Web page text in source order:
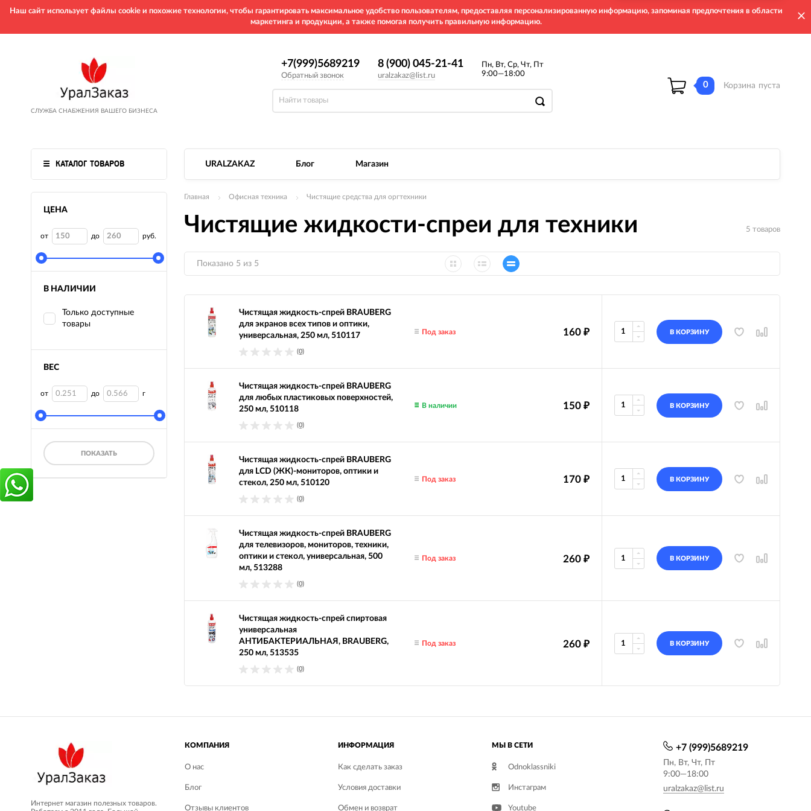
Наш сайт использует файлы cookie и похожие технологии, чтобы гарантировать максимальное удобство пользователям, предоставляя персонализированную информацию, запоминая предпочтения в области
маркетинга и продукции, а также помогая получить правильную информацию.
СЛУЖБА СНАБЖЕНИЯ ВАШЕГО БИЗНЕСА
+7(999)5689219
Обратный звонок
8 (900) 045-21-41
uralzakaz@list.ru
Пн, Вт, Ср, Чт, Пт
9:00—18:00
0 Корзина пуста
КАТАЛОГ ТОВАРОВ
ЦЕНА
от до руб.
В НАЛИЧИИ
Только доступные
товары
ВЕС
от до г
ПОКАЗАТЬ
URALZAKAZ Блог Магазин
Главная Офисная техника Чистящие средства для оргтехники
Чистящие жидкости-спреи для техники 5 товаров
Показано 5 из 5
Чистящая жидкость-спрей BRAUBERG
для экранов всех типов и оптики,
универсальная, 250 мл, 510117
(0)
160 ₽
Под заказ В КОРЗИНУ
Чистящая жидкость-спрей BRAUBERG
для любых пластиковых поверхностей,
250 мл, 510118
(0)
150 ₽
В наличии В КОРЗИНУ
Чистящая жидкость-спрей BRAUBERG
для LCD (ЖК)-мониторов, оптики и
стекол, 250 мл, 510120
(0)
170 ₽
Под заказ В КОРЗИНУ
Чистящая жидкость-спрей BRAUBERG
для телевизоров, мониторов, техники,
оптики и стекол, универсальная, 500
мл, 513288
(0)
260 ₽
Под заказ В КОРЗИНУ
Чистящая жидкость-спрей спиртовая
универсальная
АНТИБАКТЕРИАЛЬНАЯ, BRAUBERG,
250 мл, 513535
(0)
260 ₽
Под заказ В КОРЗИНУ
Интернет магазин полезных товаров.
КОМПАНИЯ
О нас
Блог
Отзывы клиентов
ИНФОРМАЦИЯ
Как сделать заказ
Условия доставки
Обмен и возврат
МЫ В СЕТИ
Odnoklassniki
Инстаграм
Youtube
+7 (999)5689219
Пн, Вт, Чт, Пт
9:00—18:00
uralzakaz@list.ru